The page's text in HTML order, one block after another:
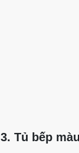
3. Tủ bếp